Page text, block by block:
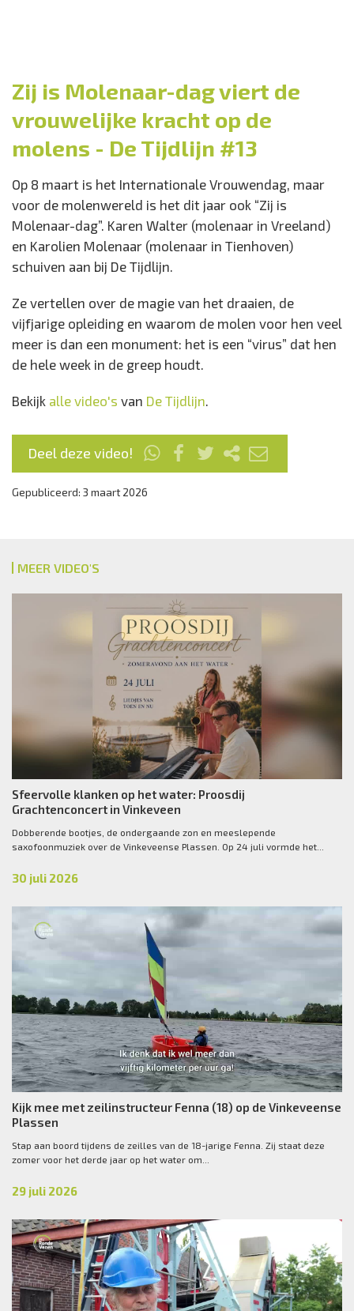
Zij is Molenaar-dag viert de
vrouwelijke kracht op de
molens - De Tijdlijn #13
Op 8 maart is het Internationale Vrouwendag, maar
voor de molenwereld is het dit jaar ook “Zij is
Molenaar-dag”. Karen Walter (molenaar in Vreeland)
en Karolien Molenaar (molenaar in Tienhoven)
schuiven aan bij De Tijdlijn.
Ze vertellen over de magie van het draaien, de
vijfjarige opleiding en waarom de molen voor hen veel
meer is dan een monument: het is een “virus” dat hen
de hele week in de greep houdt.
Bekijk alle video's van De Tijdlijn.
Deel deze video!
Gepubliceerd: 3 maart 2026
MEER VIDEO'S
Sfeervolle klanken op het water: Proosdij
Grachtenconcert in Vinkeveen
Dobberende bootjes, de ondergaande zon en meeslepende
saxofoonmuziek over de Vinkeveense Plassen. Op 24 juli vormde het...
30 juli 2026
Kijk mee met zeilinstructeur Fenna (18) op de Vinkeveense
Plassen
Stap aan boord tijdens de zeilles van de 18-jarige Fenna. Zij staat deze
zomer voor het derde jaar op het water om...
29 juli 2026